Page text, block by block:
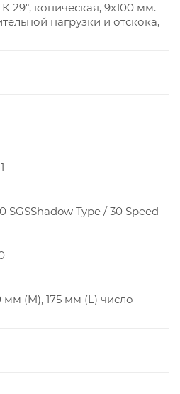
29", коническая, 9x100 мм.
нагрузки и отскока,
SGSShadow Type / 30 Speed
мм (M), 175 мм (L) число